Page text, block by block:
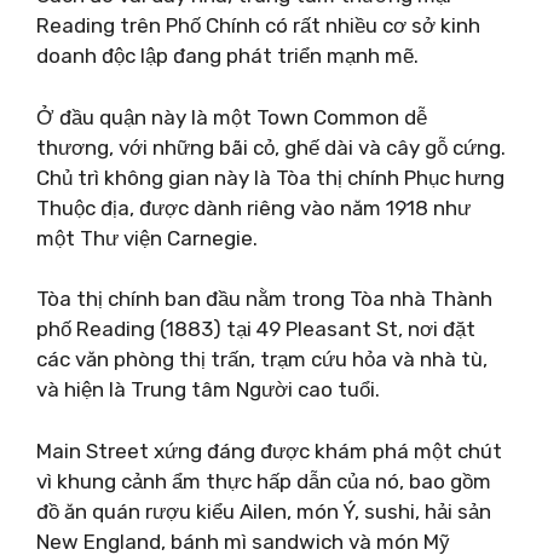
Reading trên Phố Chính có rất nhiều cơ sở kinh
doanh độc lập đang phát triển mạnh mẽ.
Ở đầu quận này là một Town Common dễ
thương, với những bãi cỏ, ghế dài và cây gỗ cứng.
Chủ trì không gian này là Tòa thị chính Phục hưng
Thuộc địa, được dành riêng vào năm 1918 như
một Thư viện Carnegie.
Tòa thị chính ban đầu nằm trong Tòa nhà Thành
phố Reading (1883) tại 49 Pleasant St, nơi đặt
các văn phòng thị trấn, trạm cứu hỏa và nhà tù,
và hiện là Trung tâm Người cao tuổi.
Main Street xứng đáng được khám phá một chút
vì khung cảnh ẩm thực hấp dẫn của nó, bao gồm
đồ ăn quán rượu kiểu Ailen, món Ý, sushi, hải sản
New England, bánh mì sandwich và món Mỹ